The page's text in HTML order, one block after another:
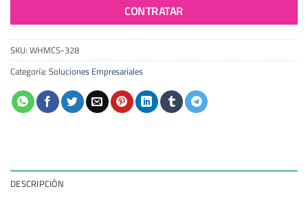
CONTRATAR
SKU:WHMCS-328
Categoría:Soluciones Empresariales
DESCRIPCIÓN